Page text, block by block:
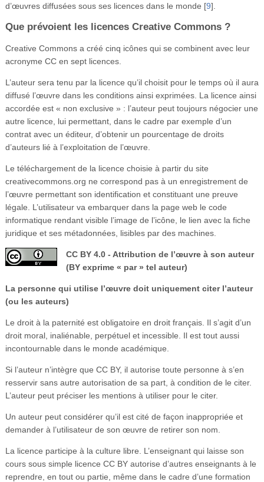
d’œuvres diffusées sous ses licences dans le monde [9]
Que prévoient les licences Creative Commons ?
Creative Commons a créé cinq icônes qui se combinent avec leur
acronyme CC en sept licences.
L’auteur sera tenu par la licence qu’il choisit pour le temps où il aura
diffusé l’œuvre dans les conditions ainsi exprimées. La licence ainsi
accordée est « non exclusive » : l’auteur peut toujours négocier une
autre licence, lui permettant, dans le cadre par exemple d’un
contrat avec un éditeur, d’obtenir un pourcentage de droits
d’auteurs lié à l’exploitation de l’œuvre.
Le téléchargement de la licence choisie à partir du site
creativecommons.org ne correspond pas à un enregistrement de
l’œuvre permettant son identification et constituant une preuve
légale. L’utilisateur va embarquer dans la page web le code
informatique rendant visible l’image de l’icône, le lien avec la fiche
juridique et ses métadonnées, lisibles par des machines.
CC BY 4.0 - Attribution de l’œuvre à son auteur
(BY exprime « par » tel auteur)
La personne qui utilise l’œuvre doit uniquement citer l’auteur
(ou les auteurs)
Le droit à la paternité est obligatoire en droit français. Il s’agit d’un
droit moral, inaliénable, perpétuel et incessible. Il est tout aussi
incontournable dans le monde académique.
Si l’auteur n’intègre que CC BY, il autorise toute personne à s’en
resservir sans autre autorisation de sa part, à condition de le citer.
L’auteur peut préciser les mentions à utiliser pour le citer.
Un auteur peut considérer qu’il est cité de façon inappropriée et
demander à l’utilisateur de son œuvre de retirer son nom.
La licence participe à la culture libre. L’enseignant qui laisse son
cours sous simple licence CC BY autorise d’autres enseignants à le
reprendre, en tout ou partie, même dans le cadre d’une formation